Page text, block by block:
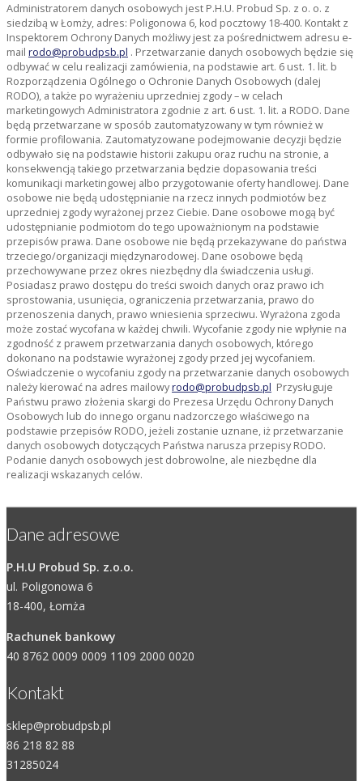
Administratorem danych osobowych jest P.H.U. Probud Sp. z o. o. z
siedzibą w Łomży, adres: Poligonowa 6, kod pocztowy 18-400. Kontakt z
Inspektorem Ochrony Danych możliwy jest za pośrednictwem adresu e-
mail rodo@probudpsb.pl . Przetwarzanie danych osobowych będzie się
odbywać w celu realizacji zamówienia, na podstawie art. 6 ust. 1. lit. b
Rozporządzenia Ogólnego o Ochronie Danych Osobowych (dalej
RODO), a także po wyrażeniu uprzedniej zgody – w celach
marketingowych Administratora zgodnie z art. 6 ust. 1. lit. a RODO. Dane
będą przetwarzane w sposób zautomatyzowany w tym również w
formie profilowania. Zautomatyzowane podejmowanie decyzji będzie
odbywało się na podstawie historii zakupu oraz ruchu na stronie, a
konsekwencją takiego przetwarzania będzie dopasowania treści
komunikacji marketingowej albo przygotowanie oferty handlowej. Dane
osobowe nie będą udostępnianie na rzecz innych podmiotów bez
uprzedniej zgody wyrażonej przez Ciebie. Dane osobowe mogą być
udostępnianie podmiotom do tego upoważnionym na podstawie
przepisów prawa. Dane osobowe nie będą przekazywane do państwa
trzeciego/organizacji międzynarodowej. Dane osobowe będą
przechowywane przez okres niezbędny dla świadczenia usługi.
Posiadasz prawo dostępu do treści swoich danych oraz prawo ich
sprostowania, usunięcia, ograniczenia przetwarzania, prawo do
przenoszenia danych, prawo wniesienia sprzeciwu. Wyrażona zgoda
może zostać wycofana w każdej chwili. Wycofanie zgody nie wpłynie na
zgodność z prawem przetwarzania danych osobowych, którego
dokonano na podstawie wyrażonej zgody przed jej wycofaniem.
Oświadczenie o wycofaniu zgody na przetwarzanie danych osobowych
należy kierować na adres mailowyrodo@probudpsb.pl Przysługuje
Państwu prawo złożenia skargi do Prezesa Urzędu Ochrony Danych
Osobowych lub do innego organu nadzorczego właściwego na
podstawie przepisów RODO, jeżeli zostanie uznane, iż przetwarzanie
danych osobowych dotyczących Państwa narusza przepisy RODO.
Podanie danych osobowych jest dobrowolne, ale niezbędne dla
realizacji wskazanych celów.
Dane adresowe
P.H.U Probud Sp. z.o.o.
ul. Poligonowa 6
18-400, Łomża
Rachunek bankowy
40 8762 0009 0009 1109 2000 0020
Kontakt
sklep@probudpsb.pl
86 218 82 88
31285024